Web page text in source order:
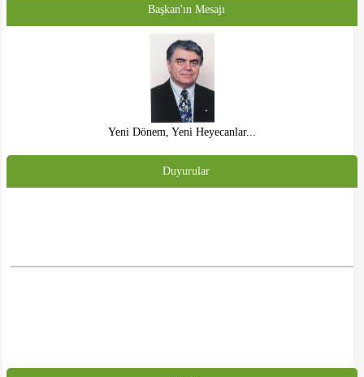
Başkan'ın Mesajı
Yeni Dönem, Yeni Heyecanlar...
Duyurular